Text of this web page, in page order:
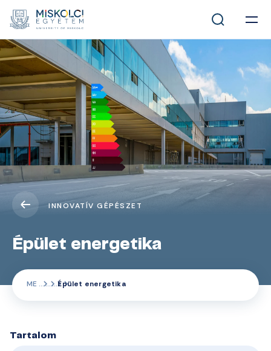
INNOVATÍV GÉPÉSZET
Épület energetika
ME Épület energetika
Tartalom